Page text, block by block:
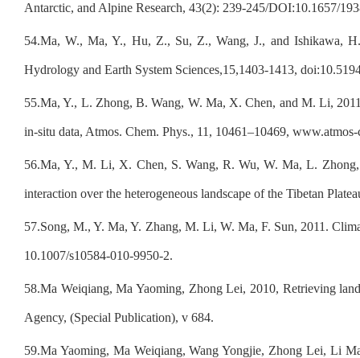
Antarctic, and Alpine Research, 43(2): 239-245/DOI:10.1657/
54.Ma, W., Ma, Y., Hu, Z., Su, Z., Wang, J., and Ishikawa, H.
Hydrology and Earth System Sciences,15,1403-1413,
55.Ma, Y., L. Zhong, B. Wang, W. Ma, X. Chen, and M. Li,
in-situ data, Atmos. Chem. Phys., 11, 10461–10469,
56.Ma, Y., M. Li, X. Chen, S. Wang, R. Wu, W. Ma, L. Zhong,
interaction over the heterogeneous landscape of the Tibetan
57.Song, M., Y. Ma, Y. Zhang, M. Li, W. Ma, F. Sun, 2011.
10.1007/s10584-010-9950-2.
58.Ma Weiqiang, Ma Yaoming, Zhong Lei, 2010, Retrieving
Agency, (Special Publication), v 684.
59.Ma Yaoming, Ma Weiqiang, Wang Yongjie, Zhong Lei, Li